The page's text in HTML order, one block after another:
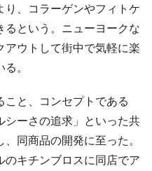
、コラーゲンやフィトケ
るという。ニューヨークな
アウトして街中で気軽に楽
。
と、コンセプトである
シーさの追求」といった共
同商品の開発に至った。
のキチンブロスに同店でア